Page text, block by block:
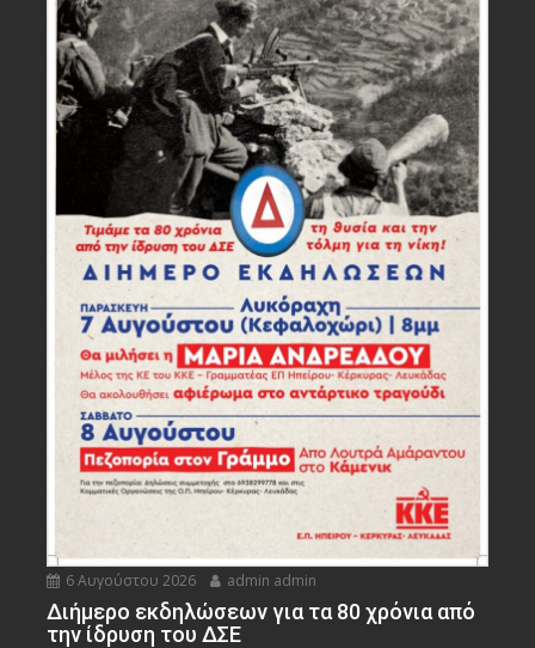
6 Αυγούστου 2026 admin admin
Διήμερο εκδηλώσεων για τα 80 χρόνια από
την ίδρυση του ΔΣΕ